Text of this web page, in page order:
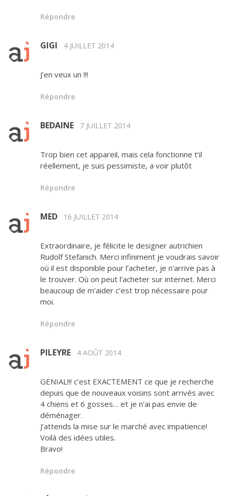
Répondre
GIGI 4 JUILLET 2014
J’en veux un !!!
Répondre
BEDAINE 7 JUILLET 2014
Trop bien cet appareil, mais cela fonctionne t’il
réellement, je suis pessimiste, a voir plutôt
Répondre
MED 16 JUILLET 2014
Extraordinaire, je félicite le designer autrichien
Rudolf Stefanich. Merci infiniment je voudrais savoir
où il est disponible pour l’acheter, je n’arrive pas à
le trouver. Où on peut l’acheter sur internet. Merci
beaucoup de m’aider c’est trop nécessaire pour
moi.
Répondre
PILEYRE 4 AOÛT 2014
GENIAL!!! c’est EXACTEMENT ce que je recherche
depuis que de nouveaux voisins sont arrivés avec
4 chiens et 6 gosses… et je n’ai pas envie de
déménager.
J’attends la mise sur le marché avec impatience!
Voilà des idées utiles.
Bravo!
Répondre